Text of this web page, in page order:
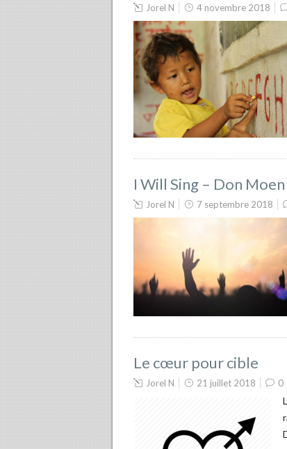
Jorel N 4 novembre 2018
I Will Sing – Don Moen
Jorel N 7 septembre 2018
Le cœur pour cible
Jorel N 21 juillet 2018 0